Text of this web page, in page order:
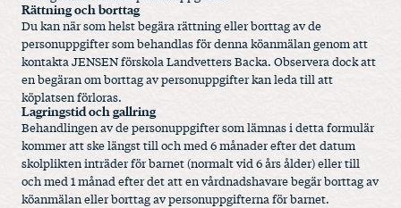
Rättning och borttag
Du kan när som helst begära rättning eller borttag av de
personuppgifter som behandlas för denna köanmälan genom att
kontakta JENSEN förskola Landvetters Backa. Observera dock att
en begäran om borttag av personuppgifter kan leda till att
köplatsen förloras.
Lagringstid och gallring
Behandlingen av de personuppgifter som lämnas i detta formulär
kommer att ske längst till och med 6 månader efter det datum
skolplikten inträder för barnet (normalt vid 6 års ålder) eller till
och med 1 månad efter det att en vårdnadshavare begär borttag av
köanmälan eller borttag av personuppgifterna för barnet.